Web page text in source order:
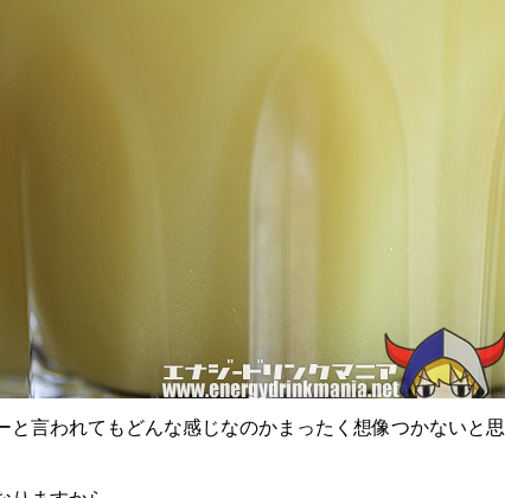
と言われてもどんな感じなのかまったく想像つかないと思